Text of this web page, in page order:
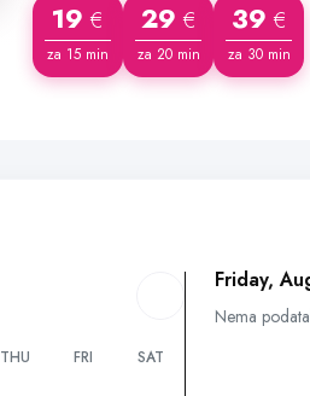
19 €
za 15 min
29 €
za 20 min
39 €
za 30 min
THU FRI SAT
Friday,
Nema